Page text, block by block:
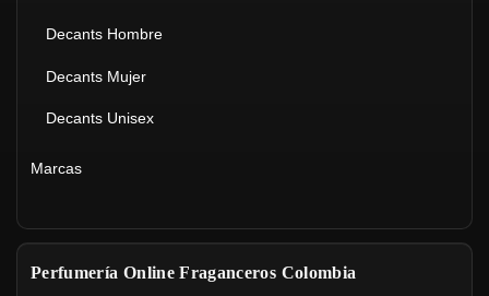
Decants Hombre
Decants Mujer
Decants Unisex
Marcas
Perfumería Online Fraganceros Colombia